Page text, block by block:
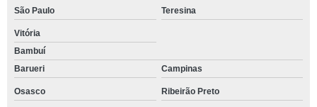
São Paulo Teresina
Vitória
Bambuí
Barueri
Campinas
Osasco Ribeirão Preto